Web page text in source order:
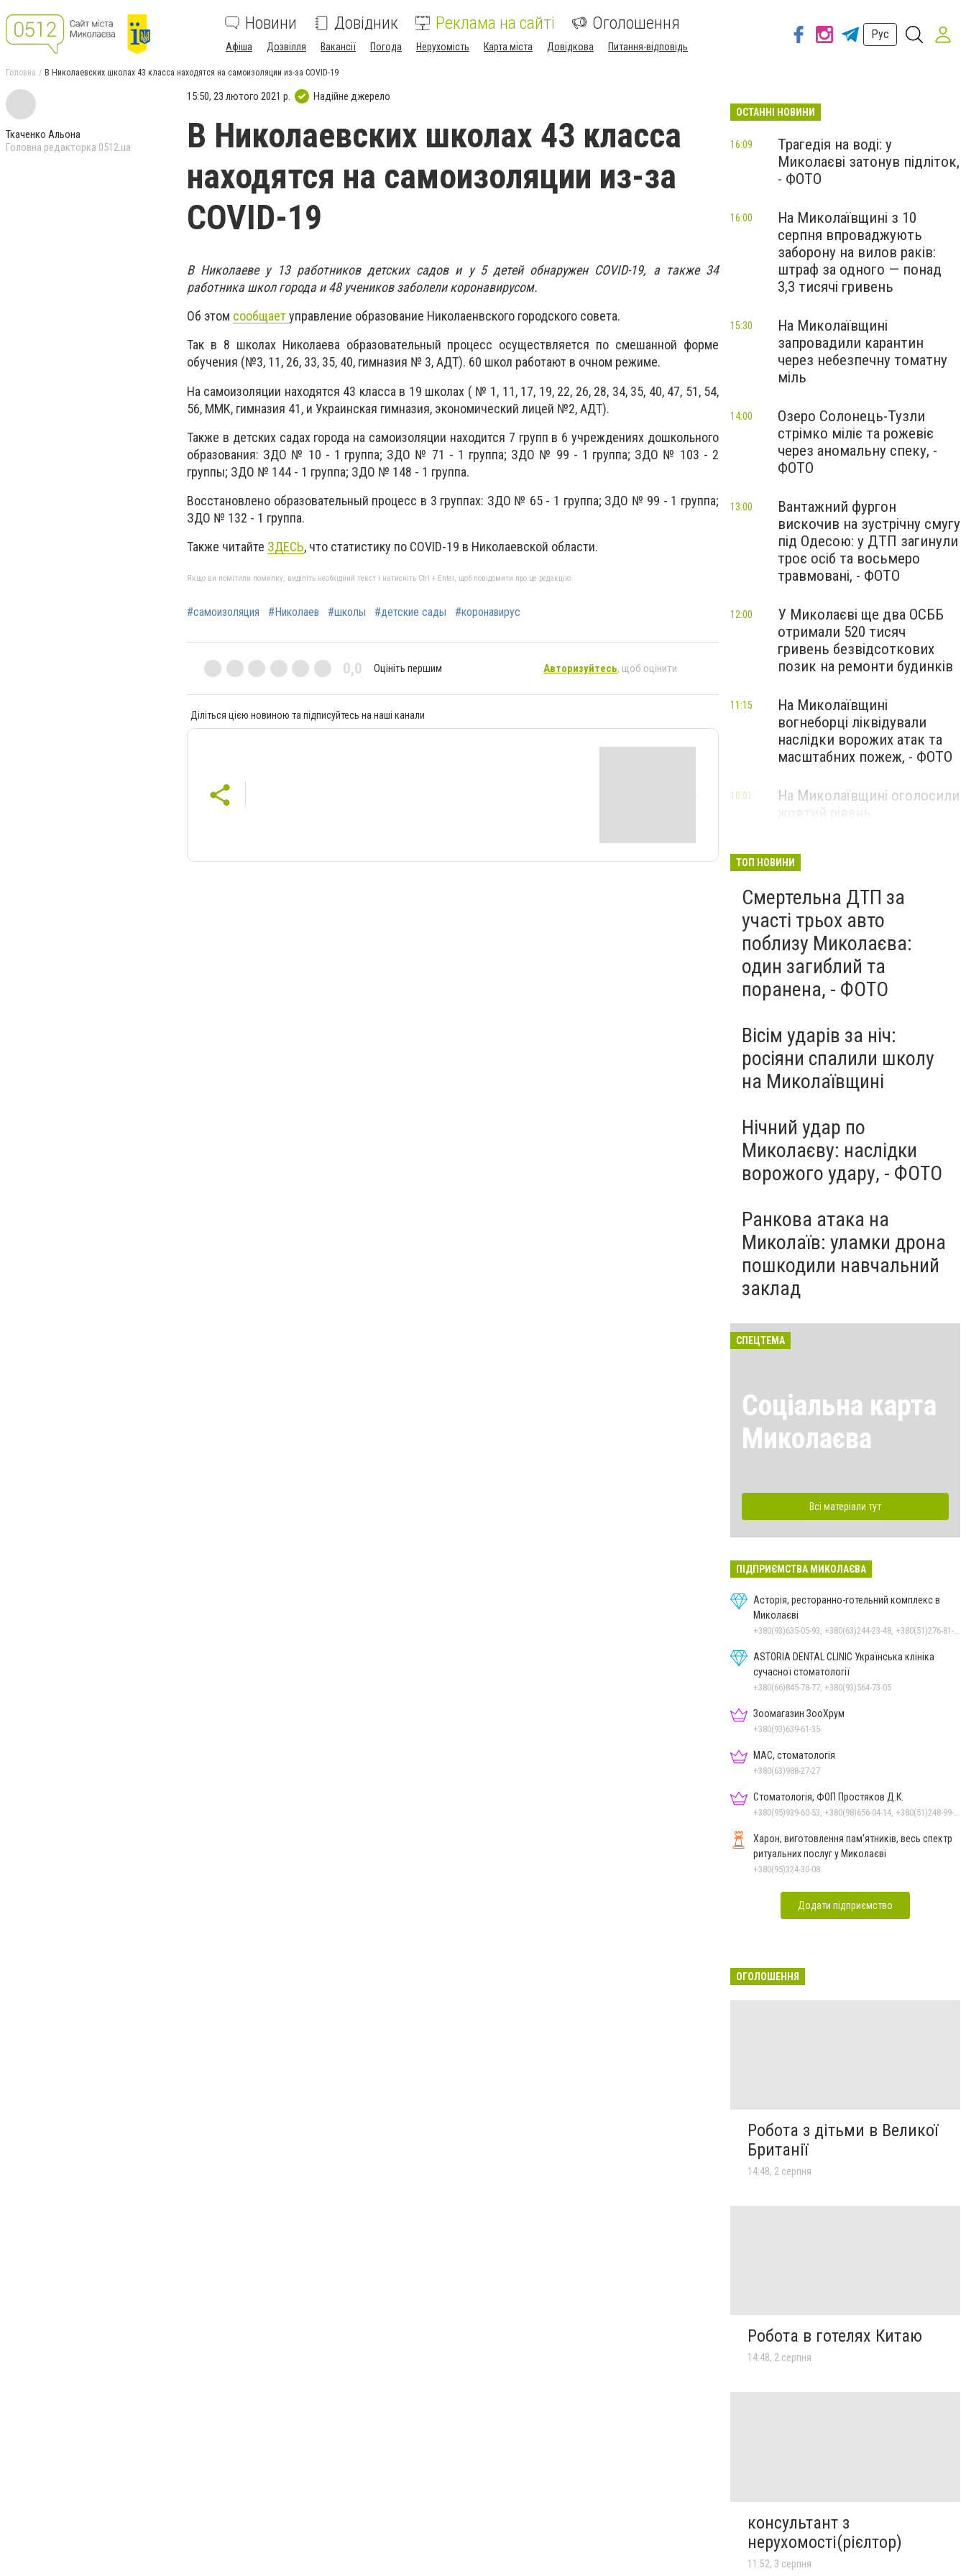
Новини Довідник Реклама на сайті Оголошення
Афіша Дозвілля Вакансії Погода Нерухомість Карта міста Довідкова Питання-відповідь
Рус
Головна В Николаевских школах 43 класса находятся на самоизоляции из-за COVID-19
Ткаченко Альона
Головна редакторка 0512.ua
15:50, 23 лютого 2021 р. Надійне джерело
В Николаевских школах 43 класса
находятся на самоизоляции из-за
COVID-19
В Николаеве у 13 работников детских садов и у 5 детей обнаружен COVID-19, а также 34
работника школ города и 48 учеников заболели коронавирусом.
Об этом сообщаетуправление образование Николаенвского городского совета.
Так в 8 школах Николаева образовательный процесс осуществляется по смешанной форме
обучения (№3, 11, 26, 33, 35, 40, гимназия № 3, АДТ). 60 школ работают в очном режиме.
На самоизоляции находятся 43 класса в 19 школах ( № 1, 11, 17, 19, 22, 26, 28, 34, 35, 40, 47, 51, 54,
56, ММК, гимназия 41, и Украинская гимназия, экономический лицей №2, АДТ).
Также в детских садах города на самоизоляции находится 7 групп в 6 учреждениях дошкольного
образования: ЗДО № 10 - 1 группа; ЗДО № 71 - 1 группа; ЗДО № 99 - 1 группа; ЗДО № 103 - 2
группы; ЗДО № 144 - 1 группа; ЗДО № 148 - 1 группа.
Восстановлено образовательный процесс в 3 группах: ЗДО № 65 - 1 группа; ЗДО № 99 - 1 группа;
ЗДО № 132 - 1 группа.
Также читайте ЗДЕСЬ, что статистику по COVID-19 в Николаевской области.
Якщо ви помітили помилку, виділіть необхідний текст і натисніть Ctrl + Enter, щоб повідомити про це редакцію
#самоизоляция #Николаев #школы #детские сады #коронавирус
0,0 Оцініть першим Авторизуйтесь, щоб оцінити
Діліться цією новиною та підписуйтесь на наші канали
ОСТАННІ НОВИНИ
Трагедія на воді: у
Миколаєві затонув підліток,
- ФОТО
16:09
На Миколаївщині з 10
серпня впроваджують
заборону на вилов раків:
штраф за одного — понад
3,3 тисячі гривень
16:00
На Миколаївщині
запровадили карантин
через небезпечну томатну
міль
15:30
Озеро Солонець-Тузли
стрімко міліє та рожевіє
через аномальну спеку, -
ФОТО
14:00
Вантажний фургон
вискочив на зустрічну смугу
під Одесою: у ДТП загинули
троє осіб та восьмеро
травмовані, - ФОТО
13:00
У Миколаєві ще два ОСББ
отримали 520 тисяч
гривень безвідсоткових
позик на ремонти будинків
12:00
На Миколаївщині
вогнеборці ліквідували
наслідки ворожих атак та
масштабних пожеж, - ФОТО
11:15
На Миколаївщині оголосили
жовтий рівень
10:01
ТОП НОВИНИ
Смертельна ДТП за
участі трьох авто
поблизу Миколаєва:
один загиблий та
поранена, - ФОТО
Вісім ударів за ніч:
росіяни спалили школу
на Миколаївщині
Нічний удар по
Миколаєву: наслідки
ворожого удару, - ФОТО
Ранкова атака на
Миколаїв: уламки дрона
пошкодили навчальний
заклад
СПЕЦТЕМА
Соціальна карта
Миколаєва
Всі матеріали тут
ПІДПРИЄМСТВА МИКОЛАЄВА
Асторія, ресторанно-готельний комплекс в
Миколаєві
ASTORIA DENTAL CLINIC Українська клініка
сучасної стоматології
+380(66)845-78-77, +380(93)564-73-05
Зоомагазин ЗооХрум
+380(93)639-61-35
МАС, стоматологія
+380(63)988-27-27
Стоматологія, ФОП Простяков Д.К.
Харон, виготовлення пам'ятників, весь спектр
ритуальних послуг у Миколаєві
+380(95)324-30-08
Додати підприємство
ОГОЛОШЕННЯ
Робота з дітьми в Великої
Британії
14:48, 2 серпня
Робота в готелях Китаю
14:48, 2 серпня
консультант з
нерухомості(рієлтор)
11:52, 3 серпня